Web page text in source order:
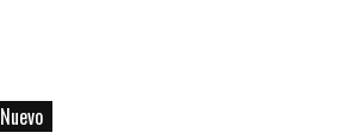
Nuevo